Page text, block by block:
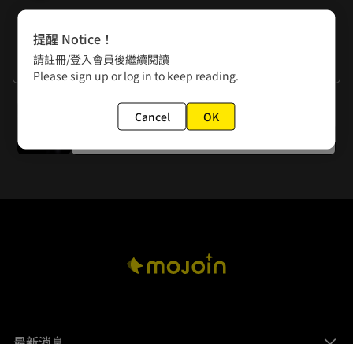
楊政諭：祝大家蛇年新年快樂～～
黃色書刊：新年快樂！！！
看更多
提醒 Notice！
請註冊/登入會員後繼續閱讀
Please sign up or log in to keep reading.
Cancel OK